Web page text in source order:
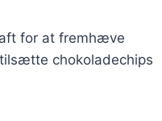
for at fremhæve
chokoladechips